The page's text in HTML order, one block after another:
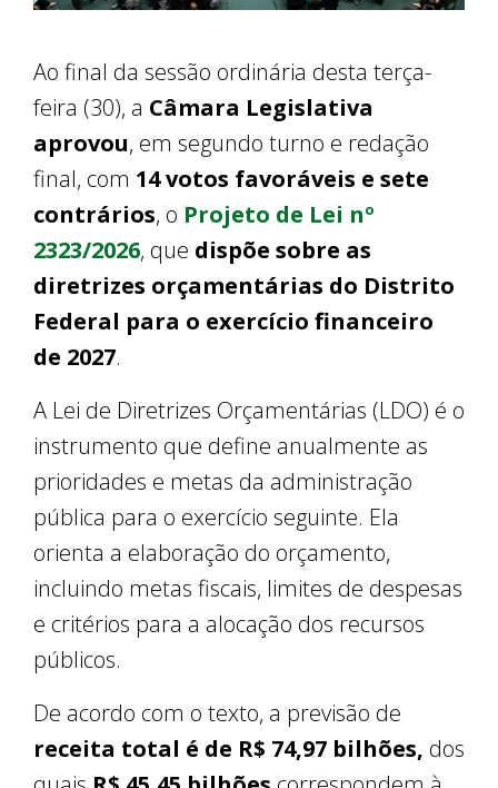
Ao final da sessão ordinária desta terça-
feira (30), a Câmara Legislativa
aprovou, em segundo turno e redação
final, com 14 votos favoráveis e sete
contrários, o Projeto de Lei nº
2323/2026, que dispõe sobre as
diretrizes orçamentárias do Distrito
Federal para o exercício financeiro
de 2027.
A Lei de Diretrizes Orçamentárias (LDO) é o
instrumento que define anualmente as
prioridades e metas da administração
pública para o exercício seguinte. Ela
orienta a elaboração do orçamento,
incluindo metas fiscais, limites de despesas
e critérios para a alocação dos recursos
públicos.
De acordo com o texto, a previsão de
receita total é de R$ 74,97 bilhões, dos